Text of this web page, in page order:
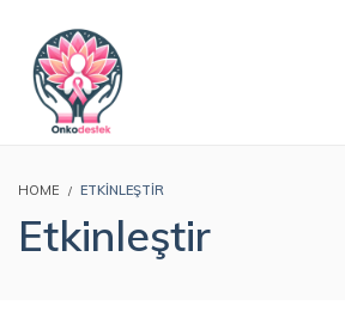
HOME ETKINLEŞTIR
Etkinleştir